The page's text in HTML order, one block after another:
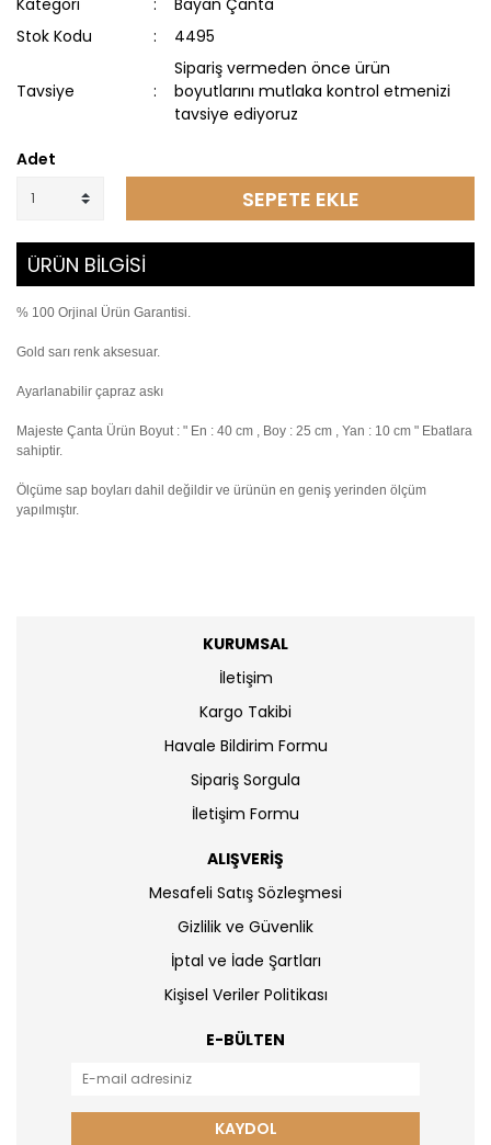
Kategori
Bayan Çanta
Stok Kodu
4495
Tavsiye
Sipariş vermeden önce ürün
boyutlarını mutlaka kontrol etmenizi
tavsiye ediyoruz
Adet
SEPETE EKLE
ÜRÜN BİLGİSİ
% 100 Orjinal Ürün Garantisi.
Gold sarı renk aksesuar.
Ayarlanabilir çapraz askı
Majeste Çanta Ürün Boyut : " En : 40 cm , Boy : 25 cm , Yan : 10 cm " Ebatlara
sahiptir.
Ölçüme sap boyları dahil değildir ve ürünün en geniş yerinden ölçüm
yapılmıştır.
KURUMSAL
İletişim
Kargo Takibi
Havale Bildirim Formu
Sipariş Sorgula
İletişim Formu
ALIŞVERİŞ
Mesafeli Satış Sözleşmesi
Gizlilik ve Güvenlik
İptal ve İade Şartları
Kişisel Veriler Politikası
E-BÜLTEN
KAYDOL